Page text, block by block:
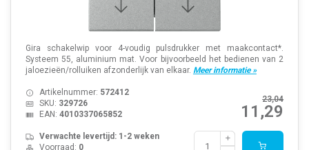
Gira schakelwip voor 4-voudig pulsdrukker met maakcontact*.
Systeem 55, aluminium mat. Voor bijvoorbeeld het bedienen van 2
jaloezieën/rolluiken afzonderlijk van elkaar. Meer informatie »
23,04
11,29
Artikelnummer: 572412
SKU: 329726
EAN: 4010337065852
Verwachte levertijd: 1-2 weken
Voorraad: 0